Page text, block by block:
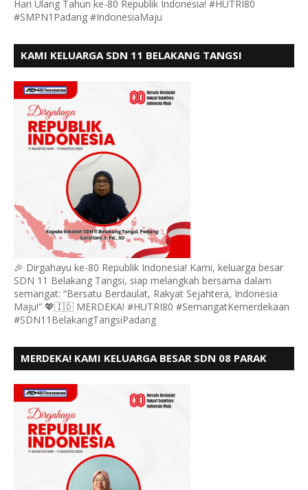
Hari Ulang Tahun ke-80 Republik Indonesia! #HUTRI80
#SMPN1Padang #IndonesiaMaju
KAMI KELUARGA SDN 11 BELAKANG TANGSI
🎉 Dirgahayu ke-80 Republik Indonesia! Kami, keluarga besar
SDN 11 Belakang Tangsi, siap melangkah bersama dalam
semangat: “Bersatu Berdaulat, Rakyat Sejahtera, Indonesia
Maju!” 💖🇮🇩 MERDEKA! #HUTRI80 #SemangatKemerdekaan
#SDN11BelakangTangsiPadang
MERDEKA! KAMI KELUARGA BESAR SDN 08 PARAK
- 80,